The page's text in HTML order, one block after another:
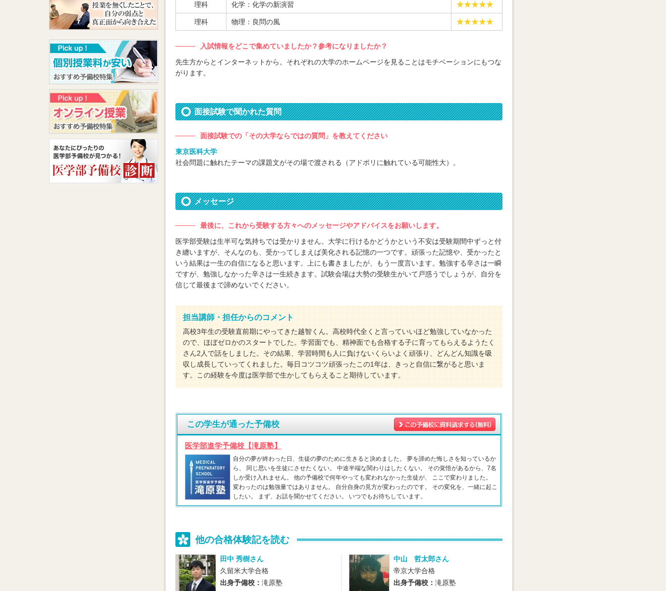
理科 化学：化学の新演習
理科 物理：良問の風
入試情報をどこで集めていましたか？参考になりましたか？
先生方からとインターネットから。それぞれの大学のホームページを見ることはモチベーションにもつな
がります。
面接試験で聞かれた質問
面接試験での「その大学ならではの質問」を教えてください
東京医科大学
社会問題に触れたテーマの課題文がその場で渡される（アドポリに触れている可能性大）。
メッセージ
最後に、これから受験する方々へのメッセージやアドバイスをお願いします。
医学部受験は生半可な気持ちでは受かりません。大学に行けるかどうかという不安は受験期間中ずっと付
き纏いますが、そんなのも、受かってしまえば美化される記憶の一つです。頑張った記憶や、受かったと
いう結果は一生の自信になると思います。上にも書きましたが、もう一度言います。勉強する辛さは一瞬
ですが、勉強しなかった辛さは一生続きます。試験会場は大勢の受験生がいて戸惑うでしょうが、自分を
信じて最後まで諦めないでください。
担当講師・担任からのコメント
高校3年生の受験直前期にやってきた越智くん。高校時代全くと言っていいほど勉強していなかった
ので、ほぼゼロかのスタートでした。学習面でも、精神面でも合格する子に育ってもらえるようたく
さん2人で話をしました。その結果、学習時間も人に負けないくらいよく頑張り、どんどん知識を吸
収し成長していってくれました。毎日コツコツ頑張ったこの1年は、きっと自信に繋がると思いま
す。この経験を今度は医学部で生かしてもらえること期待しています。
この学生が通った予備校
医学部進学予備校【滝原塾】
自分の夢が終わった日、生徒の夢のために生きると決めました。 夢を諦めた悔しさを知っているか
ら、 同じ思いを生徒にさせたくない。 中途半端な関わりはしたくない。 その覚悟があるから、7名
しか受け入れません。 他の予備校で何年やっても変われなかった生徒が、 ここで変わりました。
変わったのは勉強量ではありません。 自分自身の見方が変わったのです。 その変化を、一緒に起こ
したい。 まず、お話を聞かせてください。 いつでもお待ちしています。
他の合格体験記を読む
田中 秀樹さん
久留米大学合格
出身予備校： 滝原塾
中山 哲太郎さん
帝京大学合格
出身予備校： 滝原塾